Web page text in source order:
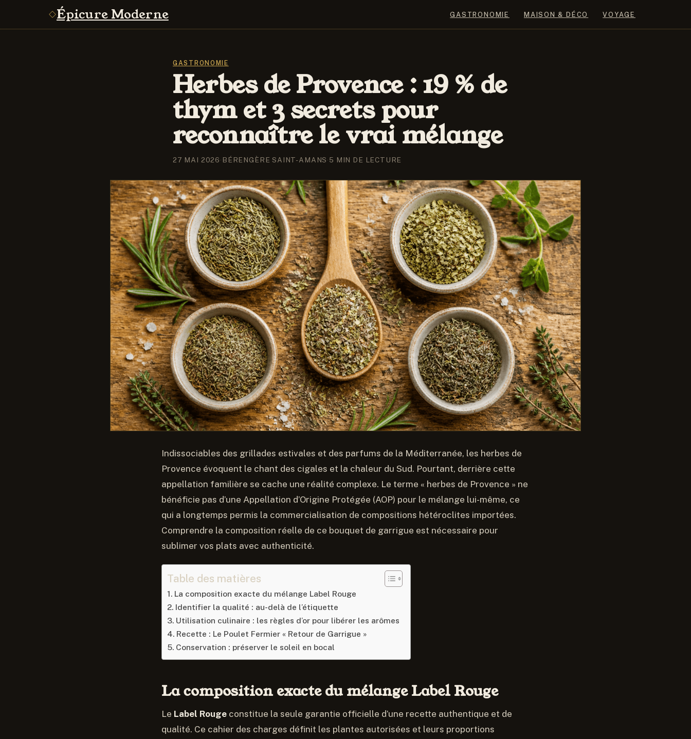
Épicure Moderne GASTRONOMIE MAISON & DÉCO VOYAGE
GASTRONOMIE
Herbes de Provence : 19 % de
thym et 3 secrets pour
reconnaître le vrai mélange
27 MAI 2026·BÉRENGÈRE SAINT-AMANS·5 MIN DE LECTURE
Indissociables des grillades estivales et des parfums de la Méditerranée, les herbes de
Provence évoquent le chant des cigales et la chaleur du Sud. Pourtant, derrière cette
appellation familière se cache une réalité complexe. Le terme « herbes de Provence » ne
bénéficie pas d’une Appellation d’Origine Protégée (AOP) pour le mélange lui-même, ce
qui a longtemps permis la commercialisation de compositions hétéroclites importées.
Comprendre la composition réelle de ce bouquet de garrigue est nécessaire pour
sublimer vos plats avec authenticité.
Table des matières
La composition exacte du mélange Label Rouge
Identifier la qualité : au-delà de l’étiquette
Utilisation culinaire : les règles d’or pour libérer les arômes
Recette : Le Poulet Fermier « Retour de Garrigue »
Conservation : préserver le soleil en bocal
La composition exacte du mélange Label Rouge
Le Label Rouge constitue la seule garantie officielle d’une recette authentique et de
qualité. Ce cahier des charges définit les plantes autorisées et leurs proportions